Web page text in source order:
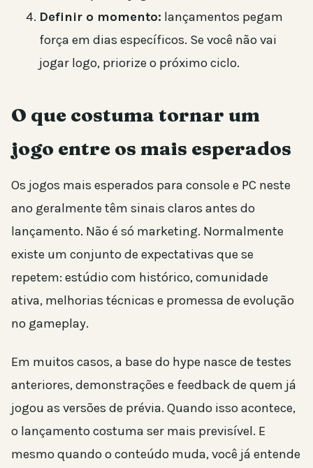
Definir o momento: lançamentos pegam
força em dias específicos. Se você não vai
jogar logo, priorize o próximo ciclo.
O que costuma tornar um
jogo entre os mais esperados
Os jogos mais esperados para console e PC neste
ano geralmente têm sinais claros antes do
lançamento. Não é só marketing. Normalmente
existe um conjunto de expectativas que se
repetem: estúdio com histórico, comunidade
ativa, melhorias técnicas e promessa de evolução
no gameplay.
Em muitos casos, a base do hype nasce de testes
anteriores, demonstrações e feedback de quem já
jogou as versões de prévia. Quando isso acontece,
o lançamento costuma ser mais previsível. E
mesmo quando o conteúdo muda, você já entende